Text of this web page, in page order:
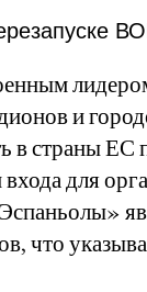
и
в страны ЕС
входа для
что